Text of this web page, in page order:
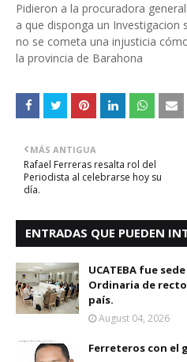
Pidieron a la procuradora
a que disponga un
no se cometa una injusticia
la provincia de Barahona
MÁS ANTIGUA
Rafael Ferreras resalta rol del
Periodista al celebrarse hoy su
día.
ENTRADAS QUE PUEDEN
UCATEBA fue
Ordinaria de
país.
August 04, 2026
Ferreteros con el